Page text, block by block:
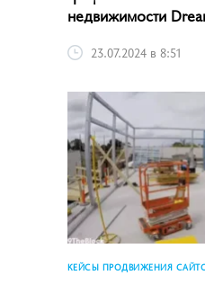
недвижимости
23.07.2024 в 8:51
КЕЙСЫ ПРОДВИЖЕНИЯ